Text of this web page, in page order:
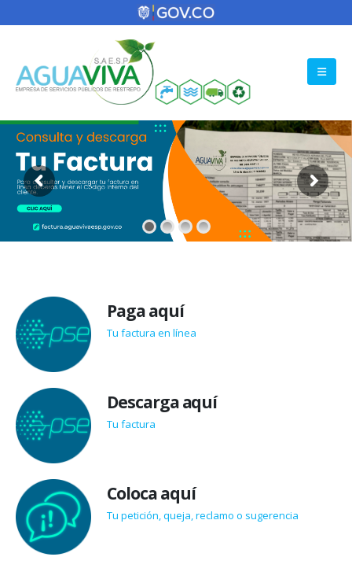
Paga aquí
Tu factura en línea
Descarga aquí
Tu factura
Coloca aquí
Tu petición, queja, reclamo o sugerencia